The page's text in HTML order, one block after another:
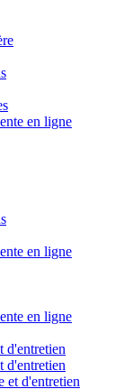
en ligne
en ligne
en ligne
d'entretien
d'entretien